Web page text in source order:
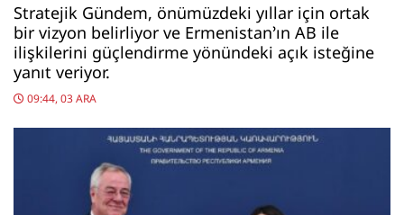
Stratejik Gündem, önümüzdeki yıllar için ortak
bir vizyon belirliyor ve Ermenistan’ın AB ile
ilişkilerini güçlendirme yönündeki açık isteğine
yanıt veriyor.
09:44, 03 ARA